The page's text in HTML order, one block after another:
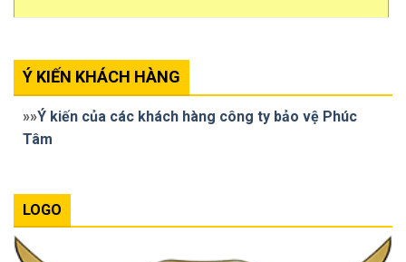
Ý KIẾN KHÁCH HÀNG
»»Ý kiến của các khách hàng công ty bảo vệ Phúc
Tâm
LOGO